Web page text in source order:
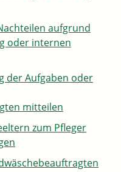
aufgrund
oder internen
der Aufgaben oder
mitteilen
zum Pfleger